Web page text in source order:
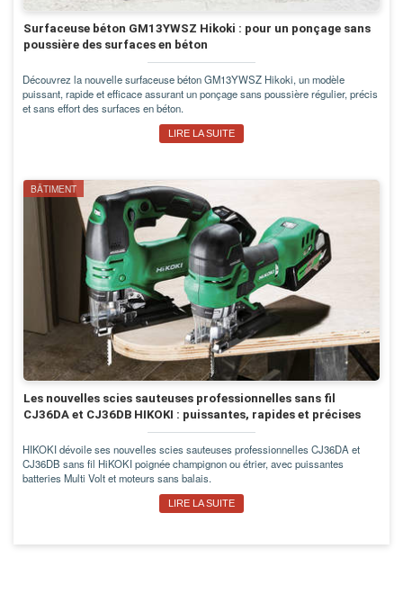
Surfaceuse béton GM13YWSZ Hikoki : pour un ponçage sans
poussière des surfaces en béton
Découvrez la nouvelle surfaceuse béton GM13YWSZ Hikoki, un modèle
puissant, rapide et efficace assurant un ponçage sans poussière régulier, précis
et sans effort des surfaces en béton.
LIRE LA SUITE
BÂTIMENT
Les nouvelles scies sauteuses professionnelles sans fil
CJ36DA et CJ36DB HIKOKI : puissantes, rapides et précises
HIKOKI dévoile ses nouvelles scies sauteuses professionnelles CJ36DA et
CJ36DB sans fil HiKOKI poignée champignon ou étrier, avec puissantes
batteries Multi Volt et moteurs sans balais.
LIRE LA SUITE